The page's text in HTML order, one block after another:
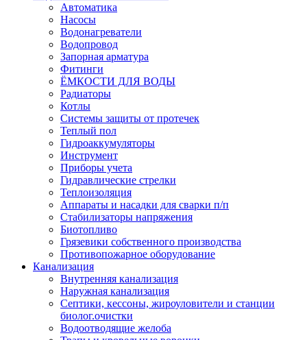
Автоматика
Насосы
Водонагреватели
Водопровод
Запорная арматура
Фитинги
ЁМКОСТИ ДЛЯ ВОДЫ
Радиаторы
Котлы
Системы защиты от протечек
Теплый пол
Гидроаккумуляторы
Инструмент
Приборы учета
Гидравлические стрелки
Теплоизоляция
Аппараты и насадки для сварки п/п
Стабилизаторы напряжения
Биотопливо
Грязевики собственного производства
Противопожарное оборудование
Канализация
Внутренняя канализация
Наружная канализация
Септики, кессоны, жироуловители и станции
биолог.очистки
Водоотводящие желоба